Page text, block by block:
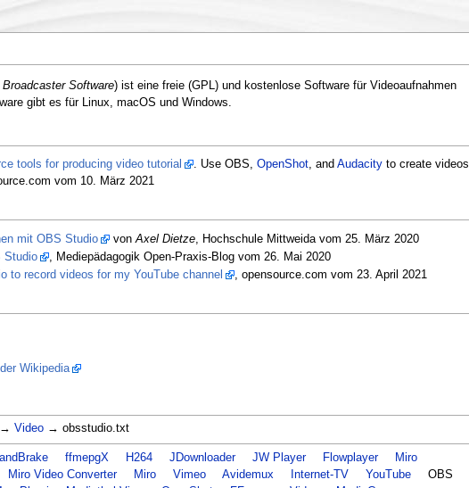
Broadcaster Software) ist eine freie (GPL) und kostenlose Software für Videoaufnahmen
gibt es für Linux, macOS und Windows.
tools for producing video tutorial . Use OBS, OpenShot, and Audacityto create videos
vom 10. März 2021
mit OBS Studio von Axel Dietze, Hochschule Mittweida vom 25. März 2020
Studio
, Mediepädagogik Open-Praxis-Blog vom 26. Mai 2020
to record videos for my YouTube channel , opensource.com vom 23. April 2021
Wikipedia
Video→ obsstudio.txt
ffmepgX H264 JDownloader JW Player Flowplayer
Miro
Miro Video Converter Miro Vimeo Avidemux Internet-TV YouTube
OBS